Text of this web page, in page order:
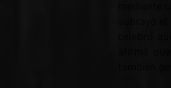
mediante
subrayó
celebró
afirmó